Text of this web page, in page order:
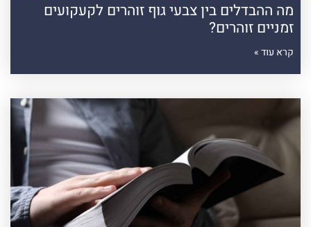
מה ההבדלים בין צבעי גוף זוהרים לקעקועים
זמניים זוהרים?
קרא עוד »